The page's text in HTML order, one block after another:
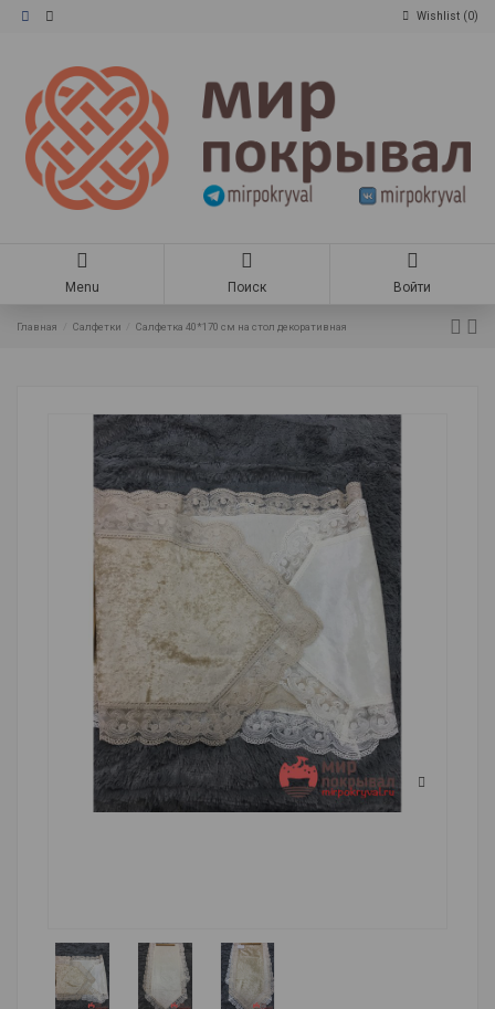
Wishlist (0)
Menu Поиск Войти
Главная Салфетки Салфетка 40*170 см на стол декоративная